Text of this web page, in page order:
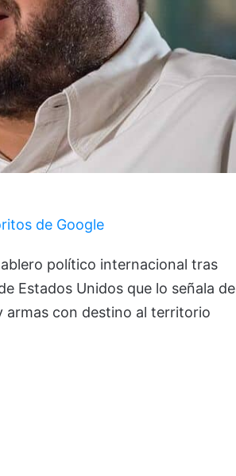
de Google
político internacional tras
Estados Unidos que lo señala de
armas con destino al territorio